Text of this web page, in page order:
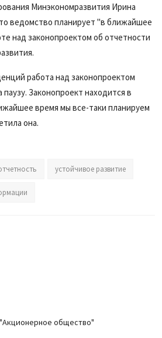
Минэкономразвития Ирина
ведомство планирует "в ближайшее
над законопроектом об отчетности
работа над законопроектом
Законопроект находится в
время мы все-таки планируем
она.
устойчивое развитие
общество"